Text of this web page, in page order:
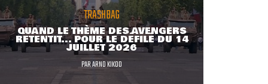
TRASHBAG
QUAND LE THÈME DES AVENGERS
RETENTIT... POUR LE DÉFILÉ DU 14
JUILLET 2026
PARARNO KIKOO